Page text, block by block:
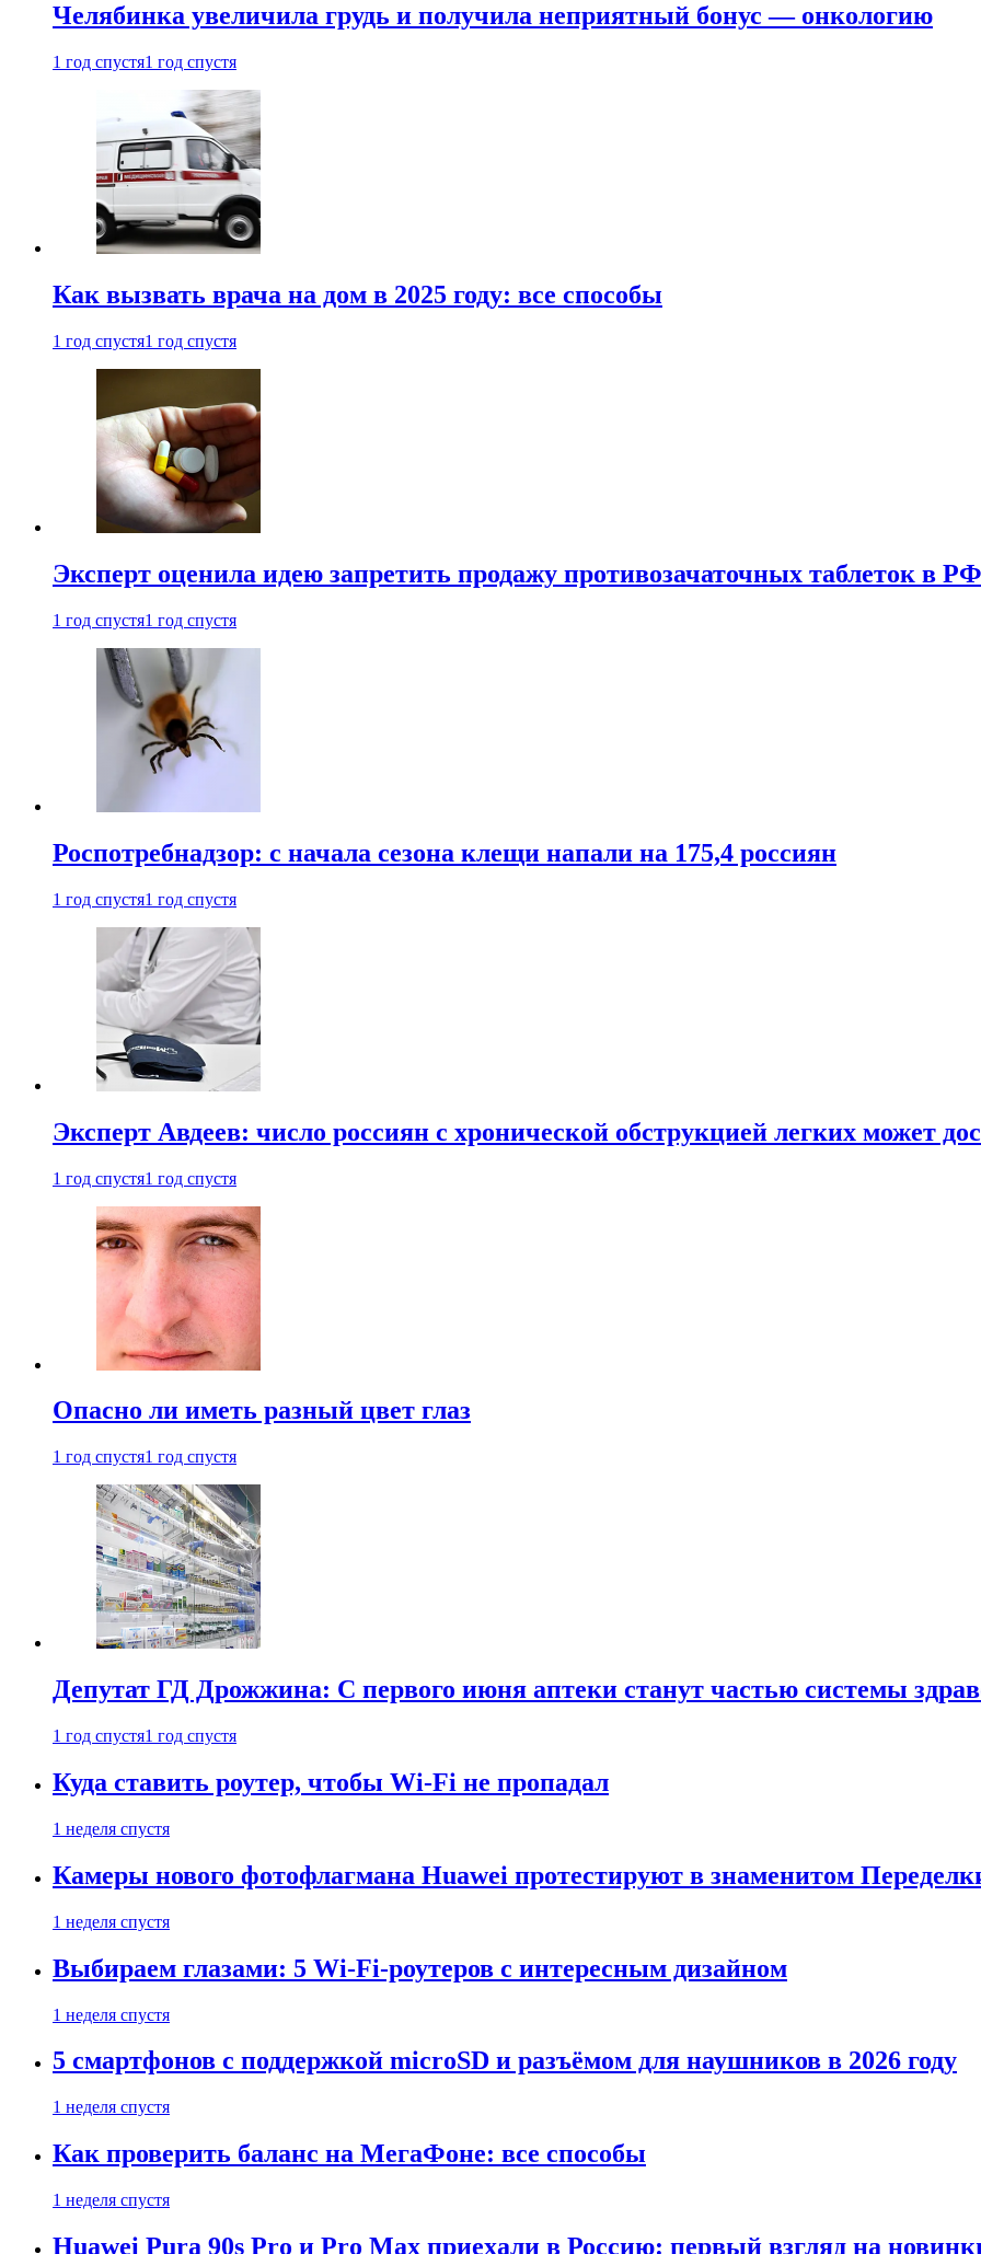
Челябинка увеличила грудь и получила неприятный бонус — онкологию
1 год спустя1 год спустя
Как вызвать врача на дом в 2025 году: все способы
1 год спустя1 год спустя
Эксперт оценила идею запретить продажу противозачаточных таблеток в РФ
1 год спустя1 год спустя
Роспотребнадзор: с начала сезона клещи напали на 175,4 россиян
1 год спустя1 год спустя
Эксперт Авдеев: число россиян с хронической обструкцией легких может
1 год спустя1 год спустя
Опасно ли иметь разный цвет глаз
1 год спустя1 год спустя
Депутат ГД Дрожжина: С первого июня аптеки станут частью системы
1 год спустя1 год спустя
Куда ставить роутер, чтобы Wi-Fi не пропадал
1 неделя спустя
Камеры нового фотофлагмана Huawei протестируют в знаменитом
1 неделя спустя
Выбираем глазами: 5 Wi-Fi-роутеров с интересным дизайном
1 неделя спустя
5 смартфонов с поддержкой microSD и разъёмом для наушников в 2026 году
1 неделя спустя
Как проверить баланс на МегаФоне: все способы
1 неделя спустя
Huawei Pura 90s Pro и Pro Max приехали в Россию: первый взгляд на